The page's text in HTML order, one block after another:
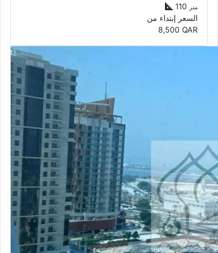
110
متر
السعر إبتداء من
8,500 QAR